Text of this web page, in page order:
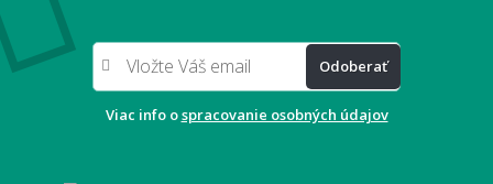
Aký veľký presah má mať koberec pod
stolom?
Odoberať
Viac info ospracovanie osobných údajov